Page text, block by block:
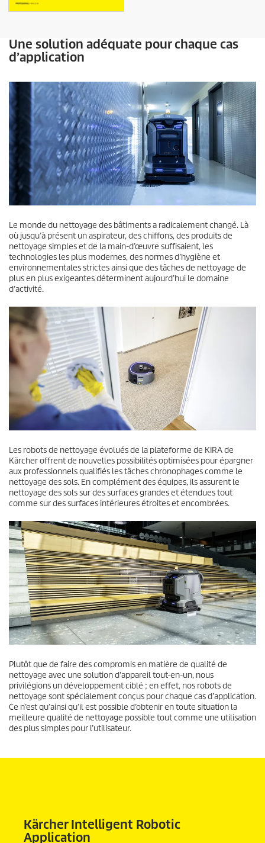
Une solution adéquate pour chaque cas
d’application
Le monde du nettoyage des bâtiments a radicalement changé. Là
où jusqu’à présent un aspirateur, des chiffons, des produits de
nettoyage simples et de la main-d’œuvre suffisaient, les
technologies les plus modernes, des normes d’hygiène et
environnementales strictes ainsi que des tâches de nettoyage de
plus en plus exigeantes déterminent aujourd’hui le domaine
d’activité.
Les robots de nettoyage évolués de la plateforme de KIRA de
Kärcher offrent de nouvelles possibilités optimisées pour épargner
aux professionnels qualifiés les tâches chronophages comme le
nettoyage des sols. En complément des équipes, ils assurent le
nettoyage des sols sur des surfaces grandes et étendues tout
comme sur des surfaces intérieures étroites et encombrées.
Plutôt que de faire des compromis en matière de qualité de
nettoyage avec une solution d’appareil tout-en-un, nous
privilégions un développement ciblé ; en effet, nos robots de
nettoyage sont spécialement conçus pour chaque cas d’application.
Ce n’est qu’ainsi qu’il est possible d’obtenir en toute situation la
meilleure qualité de nettoyage possible tout comme une utilisation
des plus simples pour l’utilisateur.
Kärcher Intelligent Robotic
Application